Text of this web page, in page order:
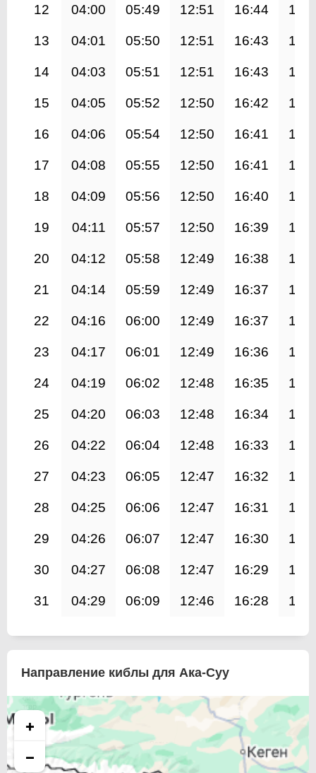
12 04:00 05:49 12:51 16:44
13 04:01 05:50 12:51 16:43
14 04:03 05:51 12:51 16:43
15 04:05 05:52 12:50 16:42
16 04:06 05:54 12:50 16:41
17 04:08 05:55 12:50 16:41
18 04:09 05:56 12:50 16:40
19 04:11 05:57 12:50 16:39
20 04:12 05:58 12:49 16:38
21 04:14 05:59 12:49 16:37
22 04:16 06:00 12:49 16:37
23 04:17 06:01 12:49 16:36
24 04:19 06:02 12:48 16:35
25 04:20 06:03 12:48 16:34
26 04:22 06:04 12:48 16:33
27 04:23 06:05 12:47 16:32
28 04:25 06:06 12:47 16:31
29 04:26 06:07 12:47 16:30
30 04:27 06:08 12:47 16:29
31 04:29 06:09 12:46 16:28
Направление киблы для Ака-Суу
+
−